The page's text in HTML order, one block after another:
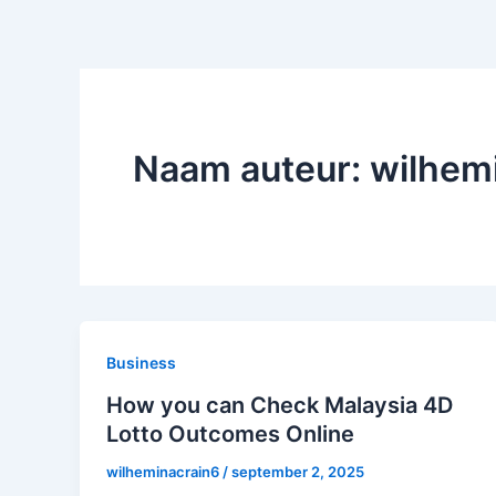
Naam auteur:
Business
How you can Check Malaysia 4D
Lotto Outcomes Online
wilheminacrain6 /september 2, 2025